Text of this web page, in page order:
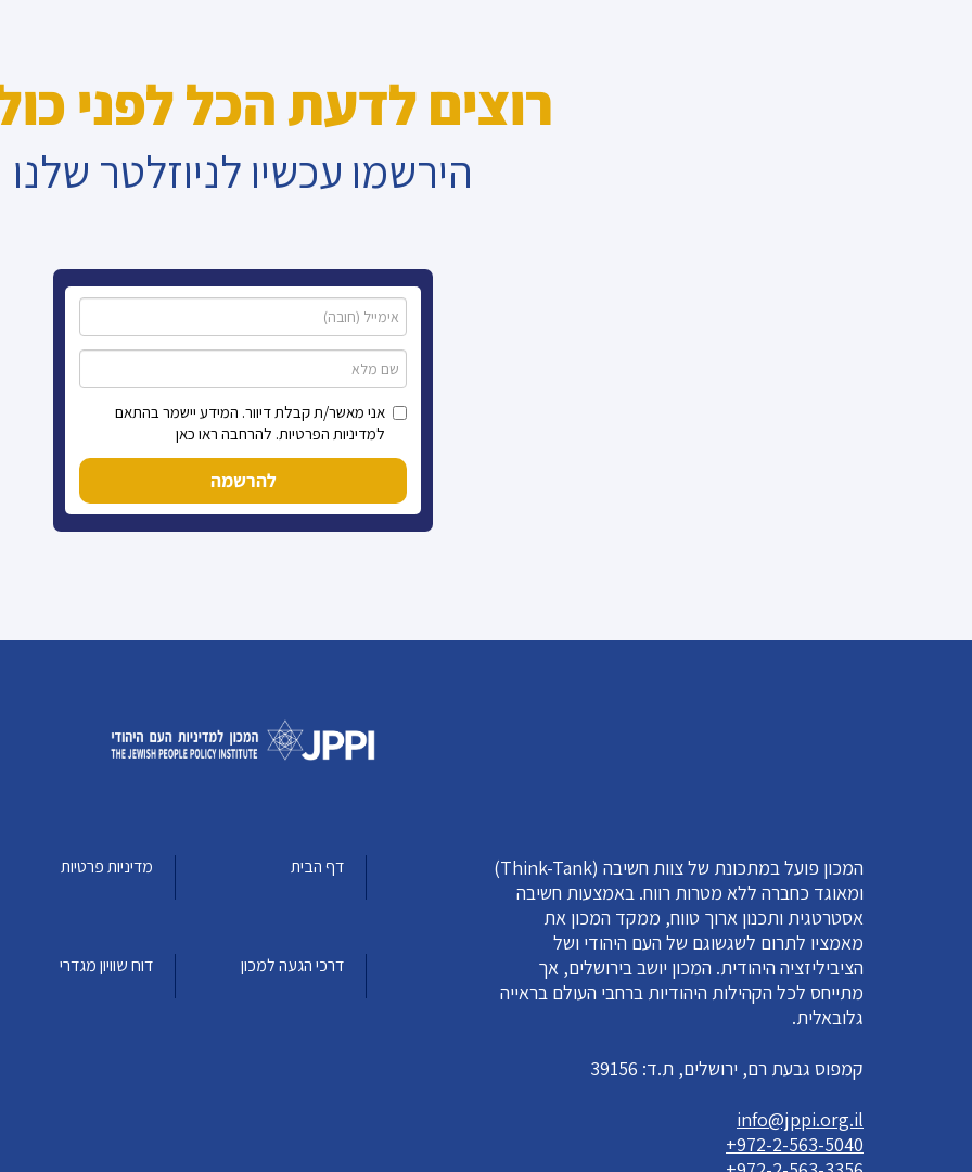
רוצים לדעת הכל לפני
הירשמו עכשיו לניוזלטר שלנו
אני מאשר/ת קבלת דיוור. המידע יישמר בהתאם
למדיניות הפרטיות. להרחבה ראו כאן
להרשמה
המכון פועל במתכונת של צוות חשיבה (Think-Tank)
ומאוגד כחברה ללא מטרות רווח. באמצעות חשיבה
אסטרטגית ותכנון ארוך טווח, ממקד המכון את
מאמציו לתרום לשגשוגם של העם היהודי ושל
הציביליזציה היהודית. המכון יושב בירושלים, אך
מתייחס לכל הקהילות היהודיות ברחבי העולם בראייה
גלובאלית.
קמפוס גבעת רם, ירושלים, ת.ד: 39156
info@jppi.org.il
+972-2-563-5040
דף הבית מדיניות פרטיות
דרכי הגעה למכון דוח שוויון מגדרי